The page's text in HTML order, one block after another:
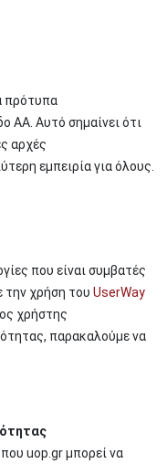
πρότυπα
AA. Αυτό σημαίνει ότι
αρχές
εμπειρία για όλους.
που είναι συμβατές
την χρήση του UserWay
χρήστης
παρακαλούμε να
uop.gr μπορεί να